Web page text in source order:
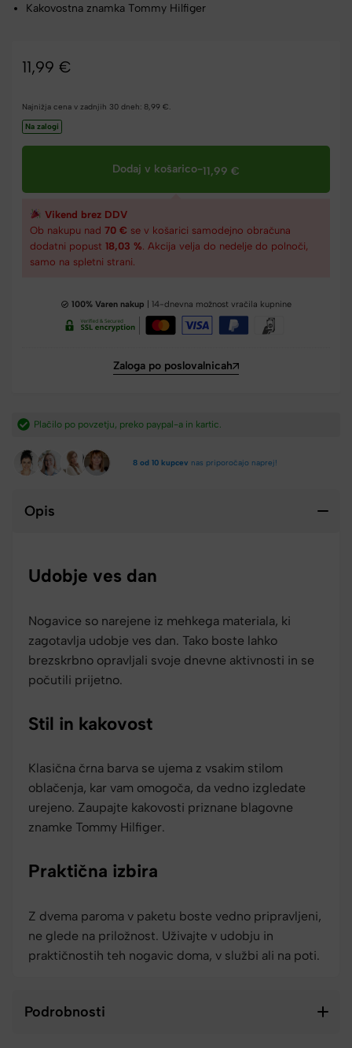
Kakovostna znamka Tommy Hilfiger
11,99 €
Najnižja cena v zadnjih 30 dneh: 8,99 €
Na zalogi
Dodaj v košarico-11,99 €
Vikend brez DDV
Ob nakupu nad 70 € se v košarici samodejno obračuna
dodatni popust 18,03 % . Akcija velja do nedelje do polnoči,
samo na spletni strani.
100% Varen nakup | 14-dnevna možnost vračila kupnine
Zaloga po poslovalnicah
Hitra dostava iz Slovenije v 2-4 dneh.​
8 od 10 kupcev nas priporočajo naprej!
Opis
Udobje ves dan
Nogavice so narejene iz mehkega materiala, ki
zagotavlja udobje ves dan. Tako boste lahko
brezskrbno opravljali svoje dnevne aktivnosti in se
počutili prijetno.
Stil in kakovost
Klasična črna barva se ujema z vsakim stilom
oblačenja, kar vam omogoča, da vedno izgledate
urejeno. Zaupajte kakovosti priznane blagovne
znamke Tommy Hilfiger.
Praktična izbira
Z dvema paroma v paketu boste vedno pripravljeni,
ne glede na priložnost. Uživajte v udobju in
praktičnostih teh nogavic doma, v službi ali na poti.
Podrobnosti